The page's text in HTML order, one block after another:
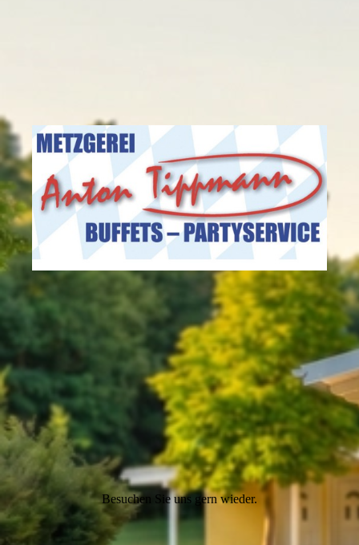
Besuchen Sie uns gern wieder.